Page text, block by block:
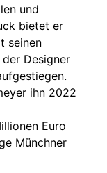
und
bietet er
seinen
Designer
ihn 2022
Euro
Münchner